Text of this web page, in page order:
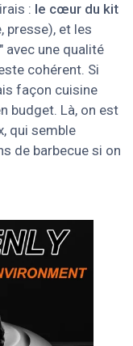
: le cœur du kit
presse), et les
avec une qualité
cohérent. Si
façon cuisine
budget. Là, on est
qui semble
de barbecue si on